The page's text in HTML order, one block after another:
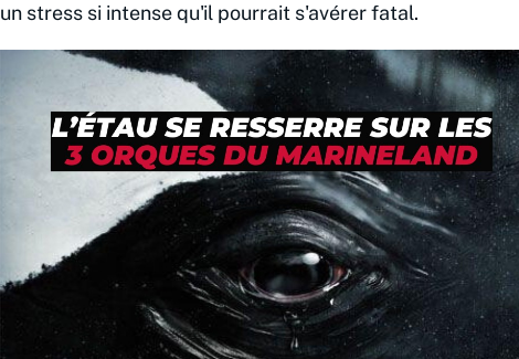
un stress si intense qu'il pourrait s'avérer fatal.